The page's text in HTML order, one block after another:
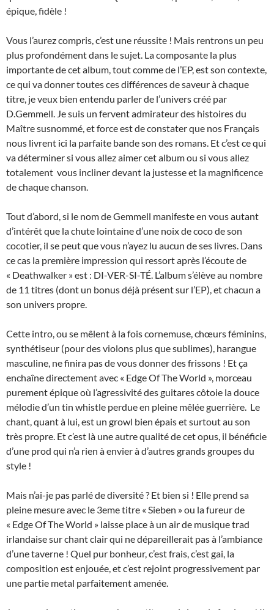
épique, fidèle !
Vous l’aurez compris, c’est une réussite ! Mais rentrons un peu
plus profondément dans le sujet. La composante la plus
importante de cet album, tout comme de l’EP, est son contexte,
ce qui va donner toutes ces différences de saveur à chaque
titre, je veux bien entendu parler de l’univers créé par
D.Gemmell. Je suis un fervent admirateur des histoires du
Maître susnommé, et force est de constater que nos Français
nous livrent ici la parfaite bande son des romans. Et c’est ce qui
va déterminer si vous allez aimer cet album ou si vous allez
totalement vous incliner devant la justesse et la magnificence
de chaque chanson.
Tout d’abord, si le nom de Gemmell manifeste en vous autant
d’intérêt que la chute lointaine d’une noix de coco de son
cocotier, il se peut que vous n’ayez lu aucun de ses livres. Dans
ce cas la première impression qui ressort après l’écoute de
« Deathwalker » est : DI-VER-SI-TÉ. L’album s’élève au nombre
de 11 titres (dont un bonus déjà présent sur l’EP), et chacun a
son univers propre.
Cette intro, ou se mêlent à la fois cornemuse, chœurs féminins,
synthétiseur (pour des violons plus que sublimes), harangue
masculine, ne finira pas de vous donner des frissons ! Et ça
enchaîne directement avec « Edge Of The World », morceau
purement épique où l’agressivité des guitares côtoie la douce
mélodie d’un tin whistle perdue en pleine mêlée guerrière. Le
chant, quant à lui, est un growl bien épais et surtout au son
très propre. Et c’est là une autre qualité de cet opus, il bénéficie
d’une prod qui n’a rien à envier à d’autres grands groupes du
style !
Mais n’ai-je pas parlé de diversité ? Et bien si ! Elle prend sa
pleine mesure avec le 3eme titre « Sieben » ou la fureur de
« Edge Of The World » laisse place à un air de musique trad
irlandaise sur chant clair qui ne dépareillerait pas à l’ambiance
d’une taverne ! Quel pur bonheur, c’est frais, c’est gai, la
composition est enjouée, et c’est rejoint progressivement par
une partie metal parfaitement amenée.